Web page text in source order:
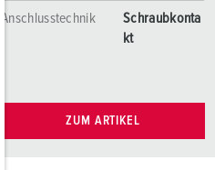
Anschlusstechnik
Schraubkonta
kt
ZUM ARTIKEL